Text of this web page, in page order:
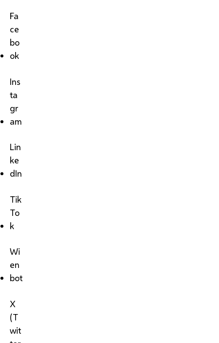
Fa
ce
bo
ok
Ins
ta
gr
am
Lin
ke
dIn
Tik
To
k
Wi
en
bot
X
(T
wit